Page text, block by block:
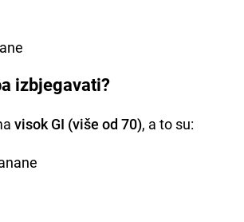
izbjegavati?
visok GI (više od 70), a to su: